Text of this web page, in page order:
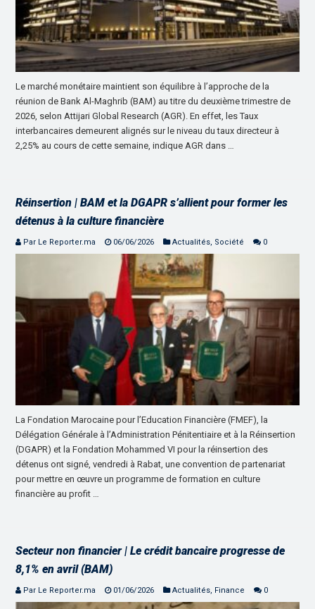
Le marché monétaire maintient son équilibre à l’approche de la
réunion de Bank Al-Maghrib (BAM) au titre du deuxième trimestre de
2026, selon Attijari Global Research (AGR). En effet, les Taux
interbancaires demeurent alignés sur le niveau du taux directeur à
2,25% au cours de cette semaine, indique AGR dans …
Réinsertion | BAM et la DGAPR s’allient pour former les
détenus à la culture financière
Par Le Reporter.ma 06/06/2026 Actualités, Société 0
La Fondation Marocaine pour l’Education Financière (FMEF), la
Délégation Générale à l’Administration Pénitentiaire et à la Réinsertion
(DGAPR) et la Fondation Mohammed VI pour la réinsertion des
détenus ont signé, vendredi à Rabat, une convention de partenariat
pour mettre en œuvre un programme de formation en culture
financière au profit …
Secteur non financier | Le crédit bancaire progresse de
8,1% en avril (BAM)
Par Le Reporter.ma 01/06/2026 Actualités, Finance 0